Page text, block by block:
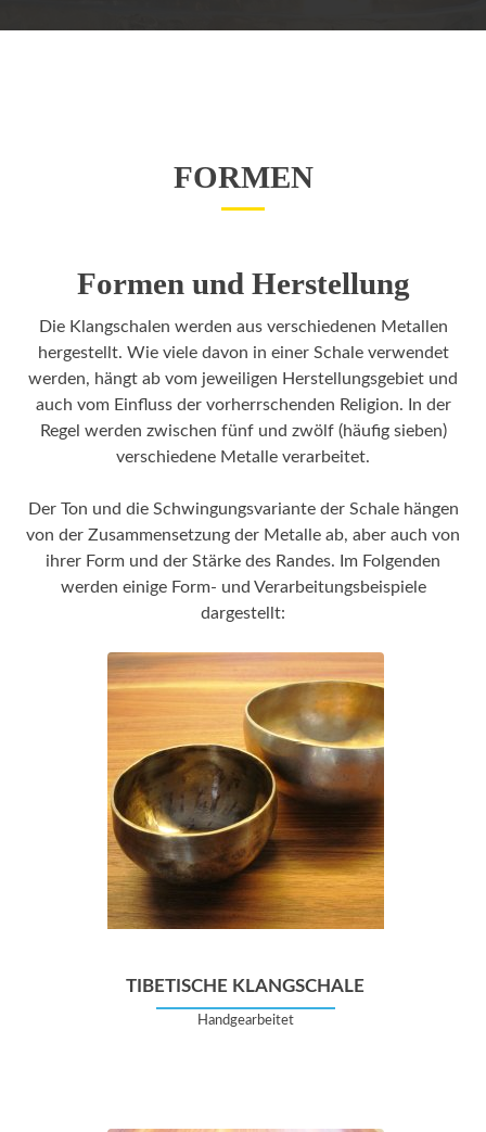
FORMEN
Formen und Herstellung
Die Klangschalen werden aus verschiedenen Metallen
hergestellt. Wie viele davon in einer Schale verwendet
werden, hängt ab vom jeweiligen Herstellungsgebiet und
auch vom Einfluss der vorherrschenden Religion. In der
Regel werden zwischen fünf und zwölf (häufig sieben)
verschiedene Metalle verarbeitet.
Der Ton und die Schwingungsvariante der Schale hängen
von der Zusammensetzung der Metalle ab, aber auch von
ihrer Form und der Stärke des Randes. Im Folgenden
werden einige Form- und Verarbeitungsbeispiele
dargestellt:
TIBETISCHE KLANGSCHALE
Handgearbeitet